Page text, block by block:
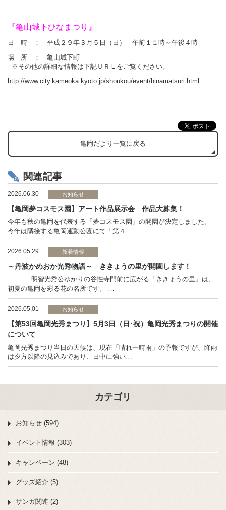
『亀山城下ひなまつり』
日 時 ： 平成２９年３月５日（日） 午前１１時～午後４時
場 所 ： 亀山城下町
※ その他の詳細な情報は下記ＵＲＬをご覧ください。
http://www.city.kameoka.kyoto.jp/shoukou/event/hinamatsuri.html
亀岡だより一覧に戻る
関連記事
2026.06.30 お知らせ
【亀岡夢コスモス園】アート作品展示会 作品大募集！
今年も秋の亀岡を代表する「夢コスモス園」の開園が決定しました。
今年は隣接する亀岡運動公園にて「第４…
2026.05.29 新着情報
～丹波かめおか光秀物語～ ききょうの里が開園します！
明智光秀公ゆかりの谷性寺門前に広がる「ききょうの里」は、
初夏の亀岡を彩る花の名所です。 …
2026.05.01 お知らせ
【第53回亀岡光秀まつり】5月3日（日･祝）亀岡光秀まつりの開催
について
亀岡光秀まつり当日の天候は、現在「晴れ一時雨」の予報ですが、降雨
は夕方以降の見込みであり、日中に強い…
カテゴリ
お知らせ (594)
イベント情報 (303)
キャンペーン (48)
グッズ紹介 (5)
サンガ関連 (2)